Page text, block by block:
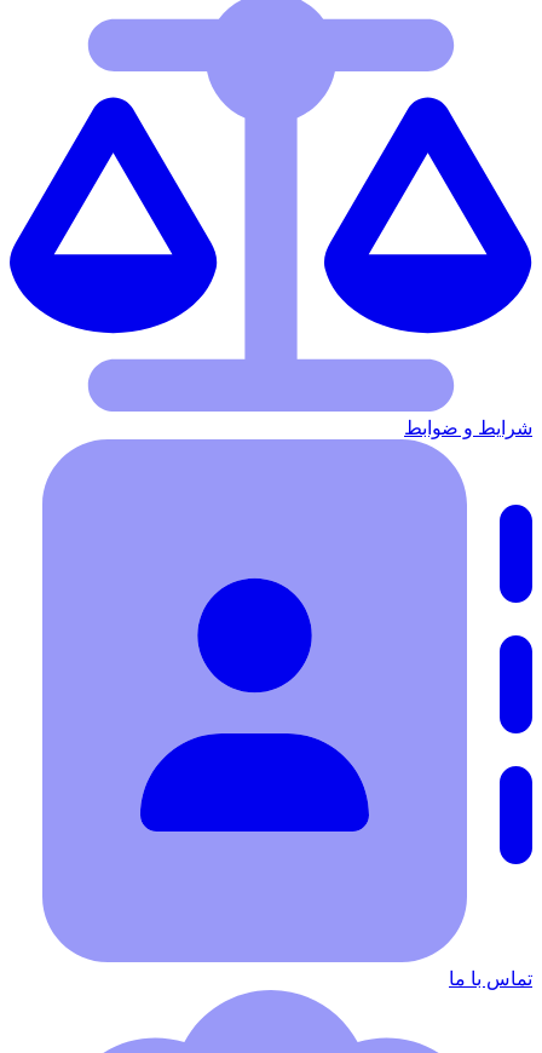
شرایط‌ و ضوابط
تماس با ما